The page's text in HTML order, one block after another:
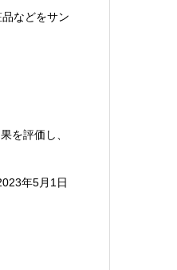
などをサン
を評価し、
年5月1日